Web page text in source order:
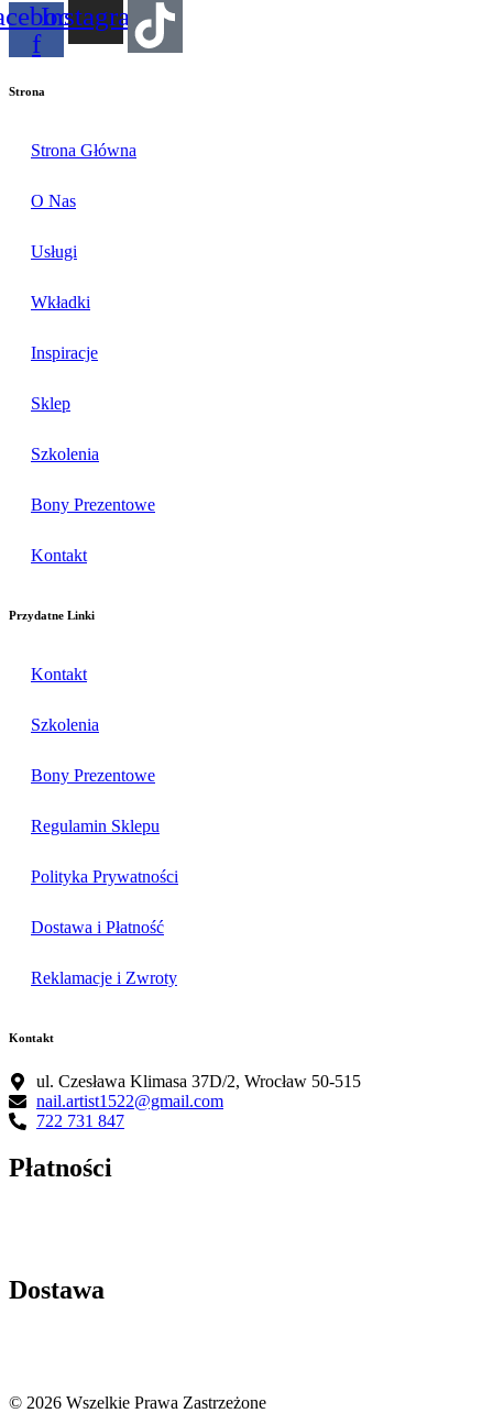
f
Instagram
Strona
Strona Główna
O Nas
Usługi
Wkładki
Inspiracje
Sklep
Szkolenia
Bony Prezentowe
Kontakt
Przydatne Linki
Kontakt
Szkolenia
Bony Prezentowe
Regulamin Sklepu
Polityka Prywatności
Dostawa i Płatność
Reklamacje i Zwroty
Kontakt
ul. Czesława Klimasa 37D/2, Wrocław 50-515
nail.artist1522@gmail.com
722 731 847
Płatności
Dostawa
© 2026 Wszelkie Prawa Zastrzeżone